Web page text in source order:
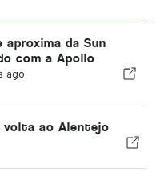
aproxima da Sun
com a Apollo
ago
volta ao Alentejo